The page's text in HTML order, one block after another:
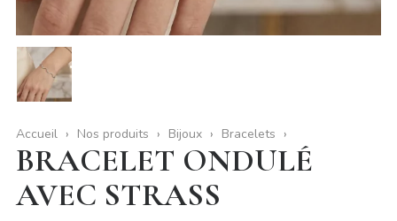
Accueil Nos produits Bijoux Bracelets
BRACELET ONDULÉ
AVEC STRASS